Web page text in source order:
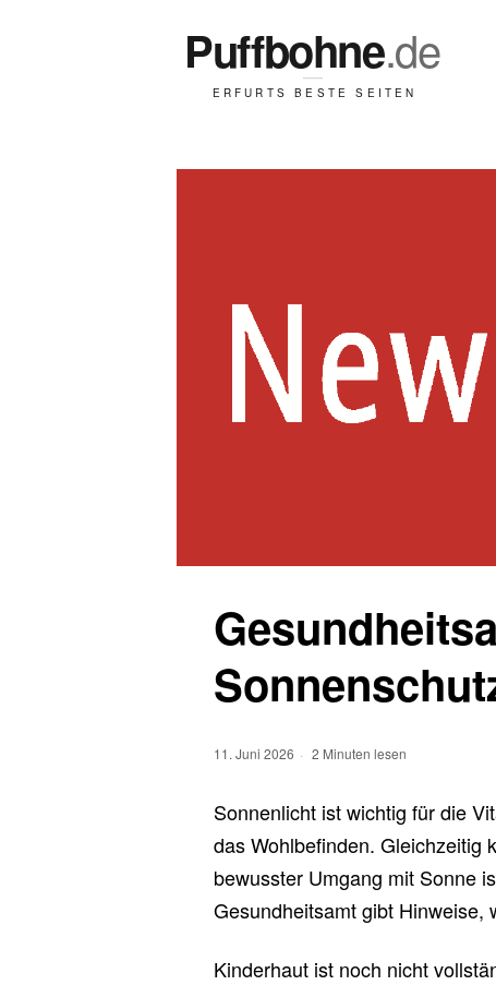
11. Juni 2026 2 Minuten lesen
Sonnenlicht ist wichtig für die
das Wohlbefinden. Gleichzeitig
bewusster Umgang mit Sonne
Gesundheitsamt gibt Hinweise,
Kinderhaut ist noch nicht